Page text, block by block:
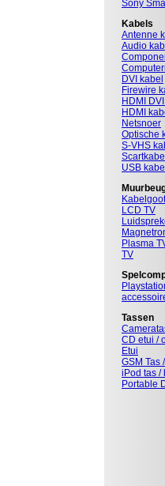
Sony
Kabels
Antenne
Audio
DVI kabel
Firewire
HDMI
HDMI
Netsnoer
Optische
S-VHS
Scartkabel
USB kabel
Kabelgoot
LCD TV
Plasma
TV
Tassen
CD etui /
Etui
GSM Tas
iPod tas /
Portable